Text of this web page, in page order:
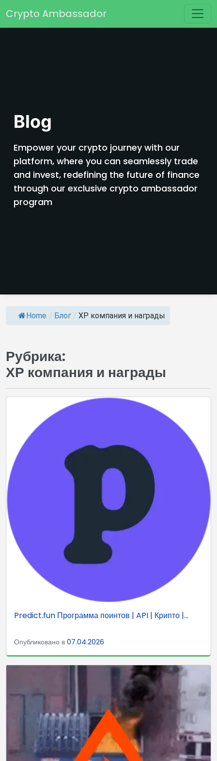
Основная навигация
Crypto Ambassador
Blog
Empower your crypto journey with our
platform, where you can seamlessly trade
and invest, redefining the future of finance
through our exclusive crypto ambassador
program
Home / Блог / ХР компания и награды
Рубрика:
ХР компания и награды
Predict.fun Программа поинтов | API | Крипто |...
Опубликовано в 07.04.2026